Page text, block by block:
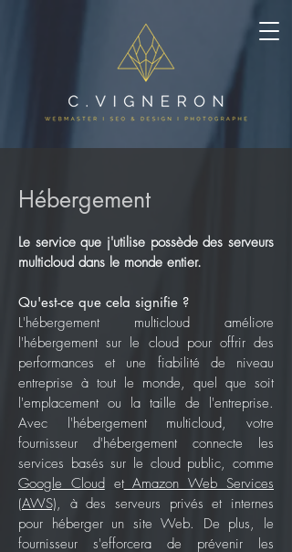
Hébergement
Le service que j'utilise possède des serveurs
multicloud dans le monde entier.
Qu'est-ce que cela signifie ?
L'hébergement multicloud améliore
l'hébergement sur le cloud pour offrir des
performances et une fiabilité de niveau
entreprise à tout le monde, quel que soit
l'emplacement ou la taille de l'entreprise.
Avec l'hébergement multicloud, votre
fournisseur d'hébergement connecte les
services basés sur le cloud public, comme
Google CloudetAmazon Web Services
(AWS), à des serveurs privés et internes
pour héberger un site Web. De plus, le
fournisseur s'efforcera de prévenir les